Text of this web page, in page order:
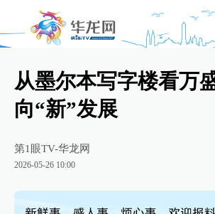
从墨尔本写字楼看万
向“新”发展
第1眼TV-华龙网
2026-05-26 10:00